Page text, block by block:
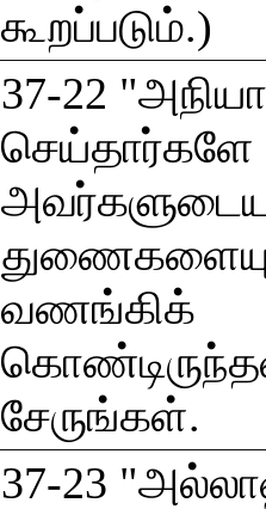
கூறப்படும்.)
37-22
வணங்கிக்
சேருங்கள்.
37-23